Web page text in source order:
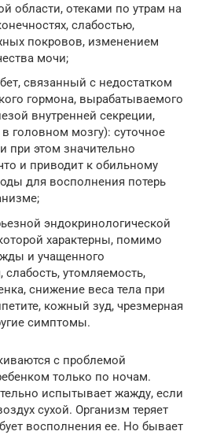
области, отеками по утрам на
слабостью,
покровов, изменением
мочи;
связанный с недостатком
гормона, вырабатываемого
внутренней секреции,
головном мозгу): суточное
при этом значительно
и приводит к обильному
для восполнения потерь
эндокринологической
характерны, помимо
и учащенного
утомляемость,
снижение веса тела при
кожный зуд, чрезмерная
симптомы.
с проблемой
только по ночам.
испытывает жажду, если
сухой. Организм теряет
восполнения ее. Но бывает